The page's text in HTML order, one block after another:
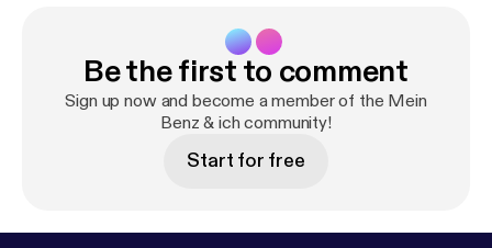
] Nast MB Exotenforum [
sonderfahrzeuge.de/]
Be the first to comment
Sign up now and become a member of the Mein
Benz & ich community!
Start for free